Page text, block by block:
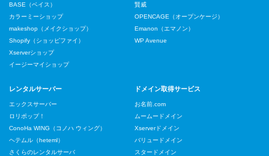
BASE（ベイス）
カラーミーショップ
makeshop（メイクショップ）
Shopify（ショッピファイ）
Xserverショップ
イージーマイショップ
賢威
OPENCAGE（オープンケージ）
Emanon（エマノン）
WP Avenue
レンタルサーバー
エックスサーバー
ロリポップ！
ConoHa WING（コノハ ウィング）
ヘテムル（heteml）
さくらのレンタルサーバ
ドメイン取得サービス
お名前.com
ムームードメイン
Xserverドメイン
バリュードメイン
スタードメイン